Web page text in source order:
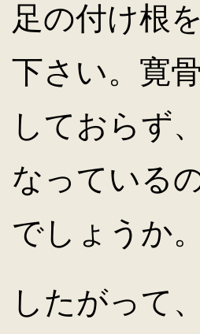
足の付け根
下さい。寛
しておらず
なっている
でしょうか。
したがって